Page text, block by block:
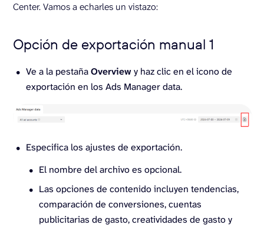
Center. Vamos a echarles un vistazo:
Opción de exportación manual 1
Ve a la pestañaOverviewy haz clic en el icono de
exportación en los Ads Manager data.
Especifica los ajustes de exportación.
El nombre del archivo es opcional.
Las opciones de contenido incluyen tendencias,
comparación de conversiones, cuentas
publicitarias de gasto, creatividades de gasto y